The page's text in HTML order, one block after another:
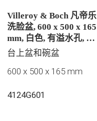
Villeroy & Boch 凡帝乐
洗脸盆, 600 x 500 x 165
mm, 白色, 有溢水孔, 抛
光
台上盆和碗盆
600 x 500 x 165 mm
4124G601